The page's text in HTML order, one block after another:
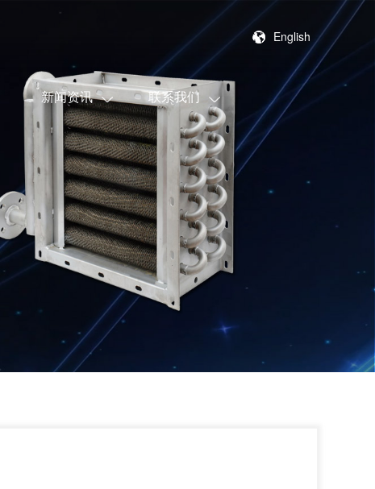
English
新闻资讯 联系我们